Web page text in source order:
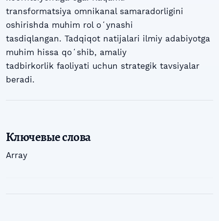
transformatsiya omnikanal samaradorligini
oshirishda muhim rol oʻynashi
tasdiqlangan. Tadqiqot natijalari ilmiy adabiyotga
muhim hissa qoʻshib, amaliy
tadbirkorlik faoliyati uchun strategik tavsiyalar
beradi.
Ключевые слова
Array